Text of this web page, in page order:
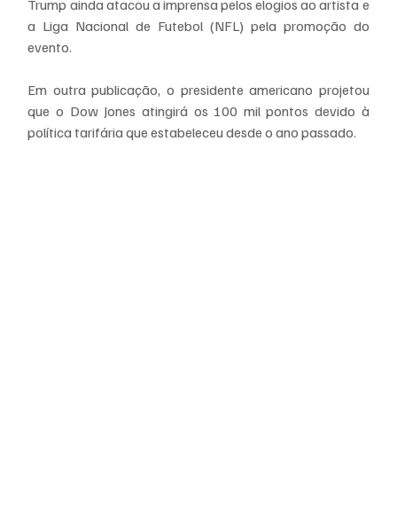
Trump ainda atacou a imprensa pelos elogios ao artista e
a Liga Nacional de Futebol (NFL) pela promoção do
evento.
Em outra publicação, o presidente americano projetou
que o Dow Jones atingirá os 100 mil pontos devido à
política tarifária que estabeleceu desde o ano passado.